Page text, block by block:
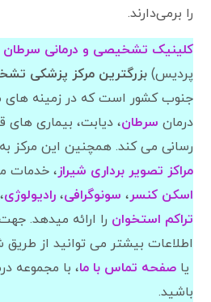
را برمی‌دارند.
کلینیک تشخیصی و درمانی
پردیس)بزرگترین مرکز پزشکی
جنوب کشور است که در زمینه
درمان سرطان، دیابت، بیماری
رسانی می کند. همچنین این مرکز
مراکز تصویر برداری شیراز، خدمات
اسکن کنسر، سونوگرافی،رادیولوژی
تراکم استخوان را ارائه میدهد.
اطلاعات بیشتر می توانید از
یا صفحه تماس با ما، با مجموعه
باشید.